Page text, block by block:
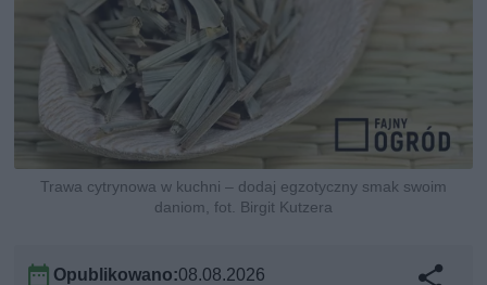
Trawa cytrynowa w kuchni – dodaj egzotyczny smak swoim
daniom, fot. Birgit Kutzera
Opublikowano:08.08.2026